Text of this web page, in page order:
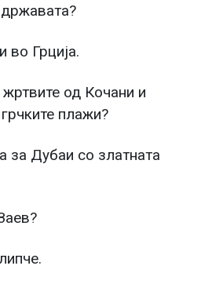
во Грција.
од Кочани и
плажи?
за Дубаи со златната